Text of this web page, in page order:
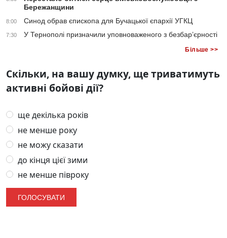
Бережанщини
8:00 Синод обрав єпископа для Бучацької єпархії УГКЦ
7:30 У Тернополі призначили уповноваженого з безбар’єрності
Більше >>
Скільки, на вашу думку, ще триватимуть
активні бойові дії?
ще декілька років
не менше року
не можу сказати
до кінця цієї зими
не менше півроку